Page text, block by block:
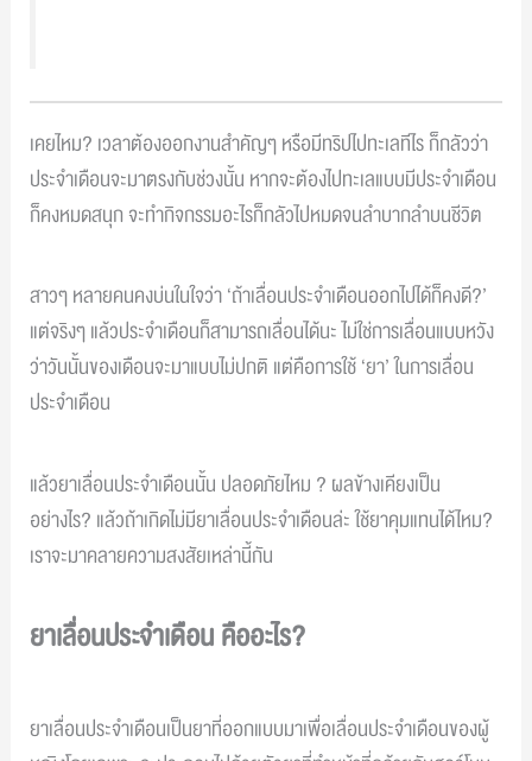
เคยไหม? เวลาต้องออกงานสำคัญๆ หรือมีทริปไปทะเลทีไร ก็กลัวว่า
ประจำเดือนจะมาตรงกับช่วงนั้น หากจะต้องไปทะเลแบบมีประจำเดือน
ก็คงหมดสนุก จะทำกิจกรรมอะไรก็กลัวไปหมดจนลำบากลำบนชีวิต
สาวๆ หลายคนคงบ่นในใจว่า ‘ถ้าเลื่อนประจำเดือนออกไปได้ก็คงดี?’
แต่จริงๆ แล้วประจำเดือนก็สามารถเลื่อนได้นะ ไม่ใช่การเลื่อนแบบหวัง
ว่าวันนั้นของเดือนจะมาแบบไม่ปกติ แต่คือการใช้ ‘ยา’ ในการเลื่อน
ประจำเดือน
แล้วยาเลื่อนประจำเดือนนั้น ปลอดภัยไหม ? ผลข้างเคียงเป็น
อย่างไร? แล้วถ้าเกิดไม่มียาเลื่อนประจำเดือนล่ะ ใช้ยาคุมแทนได้ไหม?
เราจะมาคลายความสงสัยเหล่านี้กัน
ยาเลื่อนประจำเดือน คืออะไร?
ยาเลื่อนประจำเดือนเป็นยาที่ออกแบบมาเพื่อเลื่อนประจำเดือนของผู้